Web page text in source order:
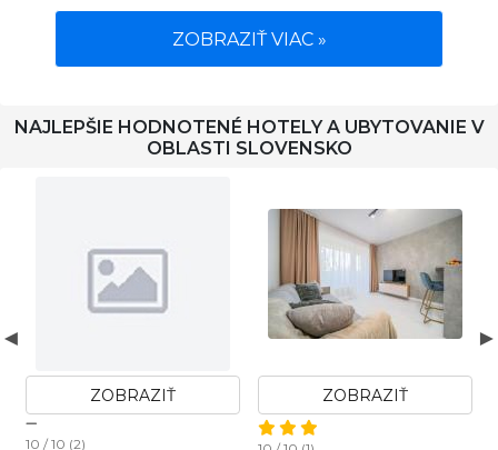
ZOBRAZIŤ VIAC »
NAJLEPŠIE HODNOTENÉ HOTELY A UBYTOVANIE V
OBLASTI SLOVENSKO
ZOBRAZIŤ
10 / 10 (2)
ZOBRAZIŤ